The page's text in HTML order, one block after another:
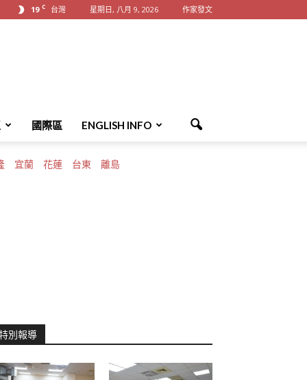
19 C 台灣 星期日, 八月 9, 2026 作家發文
國際區 ENGLISH INFO
宜蘭 花蓮 台東 離島
別報導